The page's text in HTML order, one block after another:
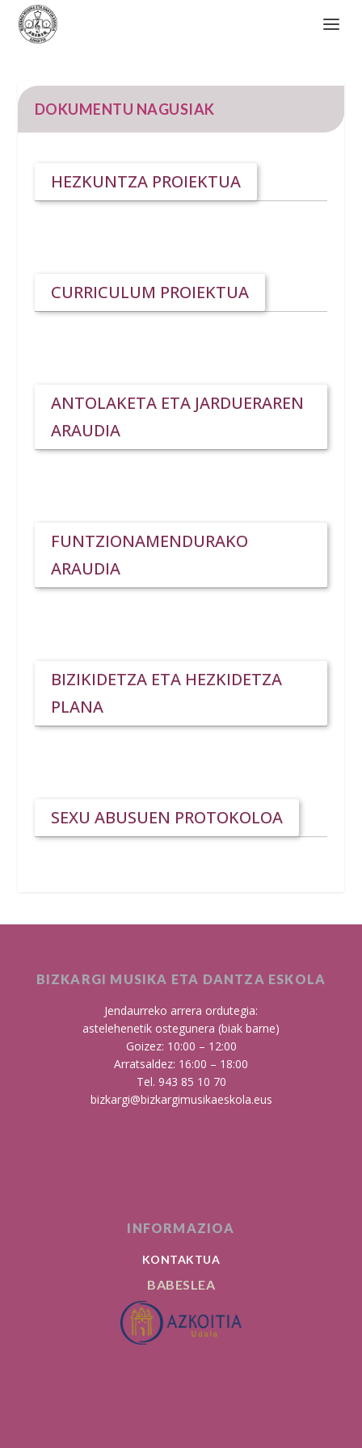
DOKUMENTU NAGUSIAK
HEZKUNTZA PROIEKTUA
CURRICULUM PROIEKTUA
ANTOLAKETA ETA JARDUERAREN
ARAUDIA
FUNTZIONAMENDURAKO
ARAUDIA
BIZIKIDETZA ETA HEZKIDETZA
PLANA
SEXU ABUSUEN PROTOKOLOA
BIZKARGI MUSIKA ETA DANTZA ESKOLA
Jendaurreko arrera ordutegia:
astelehenetik ostegunera (biak barne)
Goizez: 10:00 – 12:00
Arratsaldez: 16:00 – 18:00
Tel. 943 85 10 70
bizkargi@bizkargimusikaeskola.eus
INFORMAZIOA
KONTAKTUA
BABESLEA